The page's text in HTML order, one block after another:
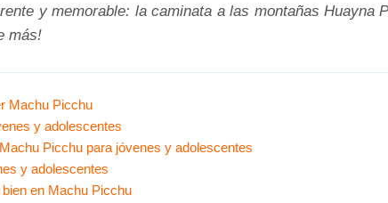
y memorable: la caminata a las montañas
más!
Machu Picchu
y adolescentes
Picchu para jóvenes y adolescentes
y adolescentes
en Machu Picchu